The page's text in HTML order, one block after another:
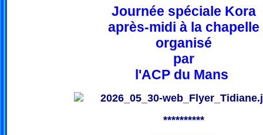
Journée spéciale Kora
après-midi à la chapelle
organisé
par
l'ACP du Mans
**********